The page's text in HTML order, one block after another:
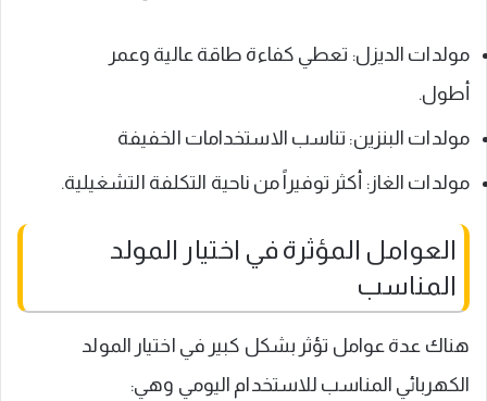
مولدات الديزل: تعطي كفاءة طاقة عالية وعمر
أطول.
مولدات البنزين: تناسب الاستخدامات الخفيفة
مولدات الغاز: أكثر توفيراً من ناحية التكلفة التشغيلية.
العوامل المؤثرة في اختيار المولد
المناسب
هناك عدة عوامل تؤثر بشكل كبير في اختيار المولد
الكهربائي المناسب للاستخدام اليومي وهي: